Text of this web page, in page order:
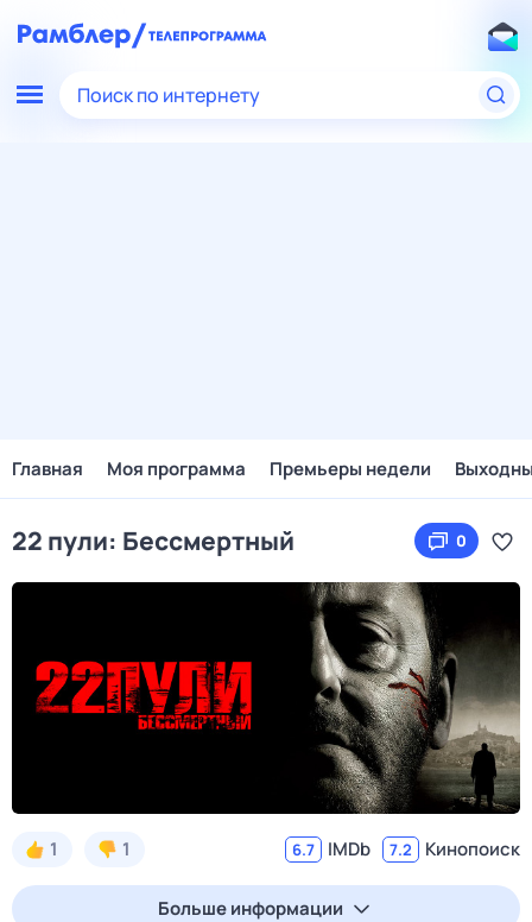
Поиск по интернету
Главная Моя программа Премьеры недели
22 пули: Бессмертный 0
1 1 6.7 IMDb 7.2 Кинопоиск
Больше информации